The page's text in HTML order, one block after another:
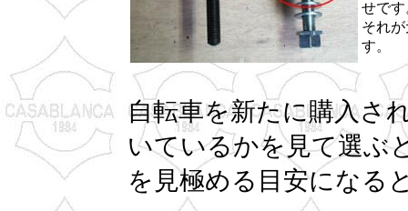
せです
それ
す。
自転車を新たに購入さ
いているかを見て選ぶ
を見極める目安になる